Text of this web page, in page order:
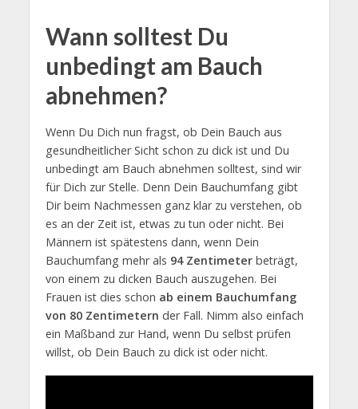
Wann solltest Du
unbedingt am Bauch
abnehmen?
Wenn Du Dich nun fragst, ob Dein Bauch aus
gesundheitlicher Sicht schon zu dick ist und Du
unbedingt am Bauch abnehmen solltest, sind wir
für Dich zur Stelle. Denn Dein Bauchumfang gibt
Dir beim Nachmessen ganz klar zu verstehen, ob
es an der Zeit ist, etwas zu tun oder nicht. Bei
Männern ist spätestens dann, wenn Dein
Bauchumfang mehr als 94 Zentimeterbeträgt,
von einem zu dicken Bauch auszugehen. Bei
Frauen ist dies schon ab einem Bauchumfang
von 80 Zentimetern der Fall. Nimm also einfach
ein Maßband zur Hand, wenn Du selbst prüfen
willst, ob Dein Bauch zu dick ist oder nicht.